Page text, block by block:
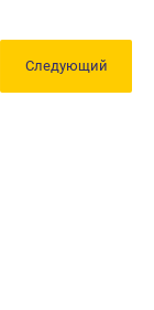
Следующий